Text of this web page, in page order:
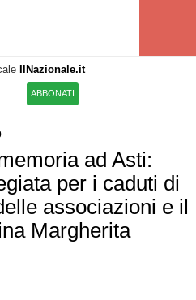
IlNazionale.it
ABBONATI
ad Asti:
per i caduti di
associazioni e il
Margherita